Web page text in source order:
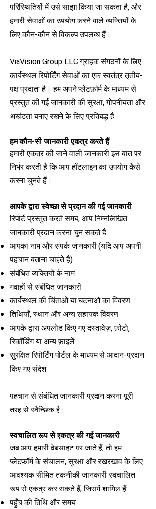
परिस्थितियों में उसे साझा किया जा सकता है, और
हमारी सेवाओं का उपयोग करने वाले व्यक्तियों के
लिए कौन-कौन से विकल्प उपलब्ध हैं।
ViaVision Group LLC ग्राहक संगठनों के लिए
कार्यस्थल रिपोर्टिंग सेवाओं का एक स्वतंत्र तृतीय-
पक्ष प्रदाता है। हम अपने प्लेटफ़ॉर्म के माध्यम से
प्रस्तुत की गई जानकारी की सुरक्षा, गोपनीयता और
अखंडता बनाए रखने के लिए प्रतिबद्ध हैं।
हम कौन-सी जानकारी एकत्र करते हैं
हमारी एकत्र की जाने वाली जानकारी इस बात पर
निर्भर करती है कि आप हॉटलाइन का उपयोग कैसे
करना चुनते हैं।
आपके द्वारा स्वेच्छा से प्रदान की गई जानकारी
रिपोर्ट प्रस्तुत करते समय, आप निम्नलिखित
जानकारी प्रदान करना चुन सकते हैं:
आपका नाम और संपर्क जानकारी (यदि आप अपनी
पहचान बताना चाहते हैं)
संबंधित व्यक्तियों के नाम
गवाहों से संबंधित जानकारी
कार्यस्थल की चिंताओं या घटनाओं का विवरण
तिथियाँ, स्थान और अन्य सहायक विवरण
आपके द्वारा अपलोड किए गए दस्तावेज़, फ़ोटो,
रिकॉर्डिंग या अन्य फ़ाइलें
सुरक्षित रिपोर्टिंग पोर्टल के माध्यम से आदान-प्रदान
किए गए संदेश
पहचान से संबंधित जानकारी प्रदान करना पूरी
तरह से स्वैच्छिक है।
स्वचालित रूप से एकत्र की गई जानकारी
जब आप हमारी वेबसाइट पर जाते हैं, तो हम
प्लेटफ़ॉर्म के संचालन, सुरक्षा और रखरखाव के लिए
आवश्यक सीमित तकनीकी जानकारी स्वचालित
रूप से एकत्र कर सकते हैं, जिसमें शामिल हैं:
पहुँच की तिथि और समय